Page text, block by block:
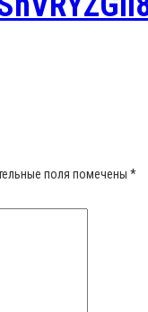
поля помечены *